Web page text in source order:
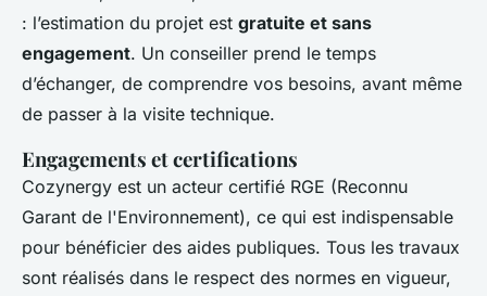
: l’estimation du projet est gratuite et sans
engagement. Un conseiller prend le temps
d’échanger, de comprendre vos besoins, avant même
de passer à la visite technique.
Engagements et certifications
Cozynergy est un acteur certifié RGE (Reconnu
Garant de l'Environnement), ce qui est indispensable
pour bénéficier des aides publiques. Tous les travaux
sont réalisés dans le respect des normes en vigueur,